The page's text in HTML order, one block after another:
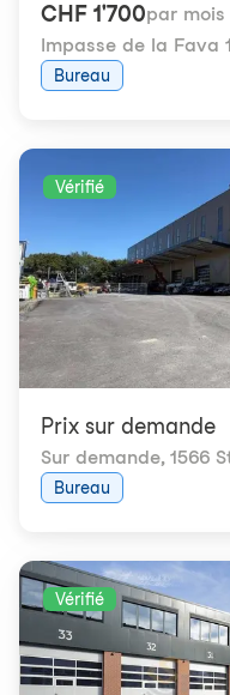
CHF 1'700par mois
Impasse de la Fava 1
Bureau
Vérifié
Prix ​​sur demande
Sur demande, 1566
Bureau
Vérifié